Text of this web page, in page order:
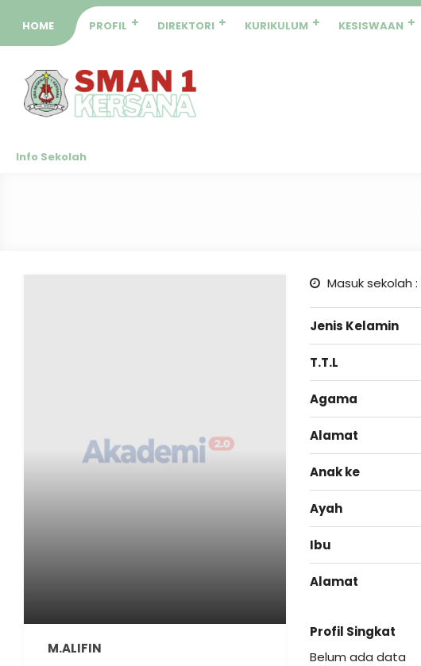
HOME PROFIL DIREKTORI KURIKULUM KESISWAAN
Info Sekolah
M.ALIFIN
Masuk sekolah :
Jenis Kelamin
T.T.L
Agama
Alamat
Anak ke
Ayah
Ibu
Alamat
Profil Singkat
Belum ada data